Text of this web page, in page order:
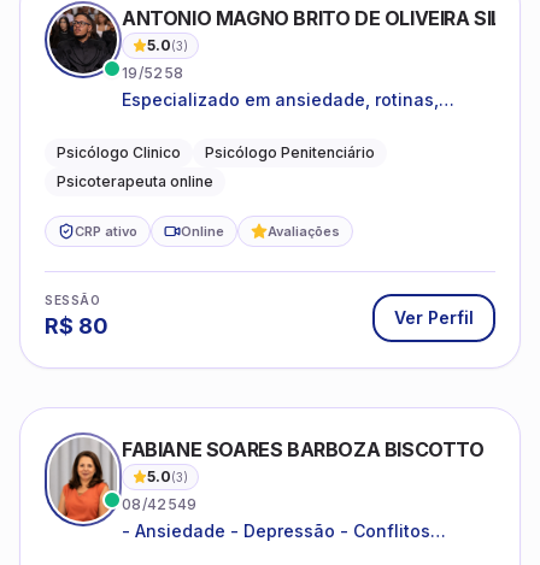
ANTONIO MAGNO BRITO DE OLIVEIRA SILVA
5.0(3)
19/5258
Especializado em ansiedade, rotinas,
familiares e questões comportamentais.
Psicólogo Clinico
Psicólogo Penitenciário
Psicoterapeuta online
CRP ativo Online Avaliações
SESSÃO
R$ 80 Ver Perfil
FABIANE SOARES BARBOZA BISCOTTO
5.0(3)
08/42549
- Ansiedade - Depressão - Conflitos